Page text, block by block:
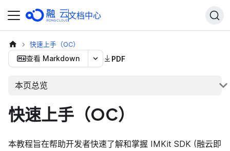
文档中心
快速上手（OC）
查看 Markdown PDF
本页总览
快速上手（OC）
本教程旨在帮助开发者快速了解和掌握 IMKit SDK (融云即